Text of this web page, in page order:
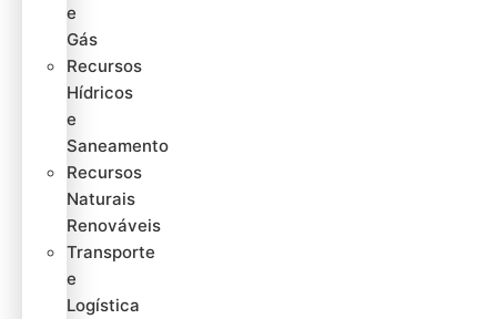
e
Gás
Recursos
Hídricos
e
Saneamento
Recursos
Naturais
Renováveis
Transporte
e
Logística